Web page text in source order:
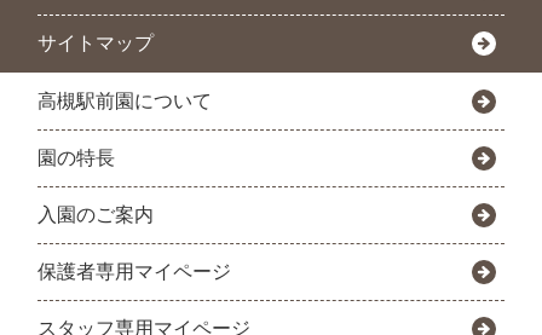
サイトマップ
高槻駅前園について
園の特長
入園のご案内
保護者専用マイページ
スタッフ専用マイページ